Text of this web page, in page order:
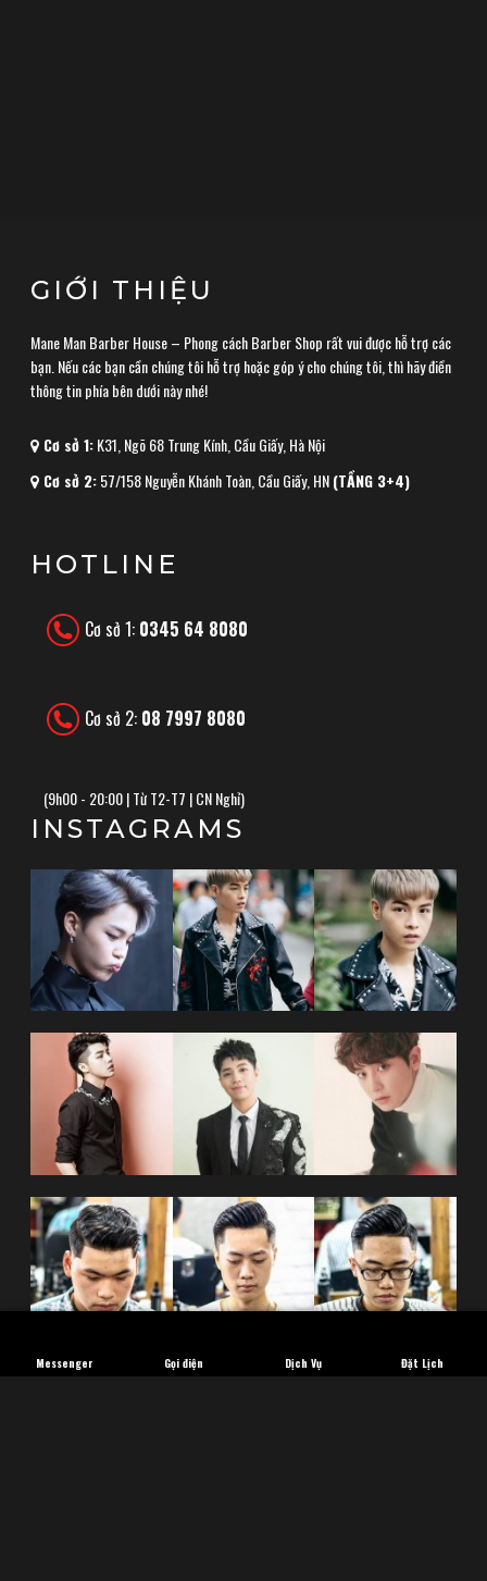
GIỚI THIỆU
Mane Man Barber House – Phong cách Barber Shop rất vui được hỗ trợ các
bạn. Nếu các bạn cần chúng tôi hỗ trợ hoặc góp ý cho chúng tôi, thì hãy điền
thông tin phía bên dưới này nhé!
Cơ sở 1:K31, Ngõ 68 Trung Kính, Cầu Giấy, Hà Nội
Cơ sở 2:57/158 Nguyễn Khánh Toàn, Cầu Giấy, HN(TẦNG 3+4)
HOTLINE
Cơ sở 1: 0345 64 8080
Cơ sở 2: 08 7997 8080
(9h00 - 20:00 | Từ T2-T7 | CN Nghỉ)
INSTAGRAMS
Đặt Lịch
Dịch Vụ
Gọi điện
Messenger